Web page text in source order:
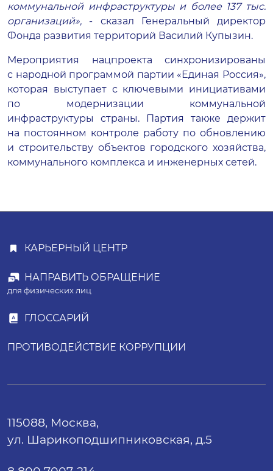
коммунальной инфраструктуры и более 137 тыс.
организаций», - сказал Генеральный директор
Фонда развития территорий Василий Купызин.
Мероприятия нацпроекта синхронизированы
с народной программой партии «Единая Россия»,
которая выступает с ключевыми инициативами
по модернизации коммунальной
инфраструктуры страны. Партия также держит
на постоянном контроле работу по обновлению
и строительству объектов городского хозяйства,
коммунального комплекса и инженерных сетей.
КАРЬЕРНЫЙ ЦЕНТР
НАПРАВИТЬ ОБРАЩЕНИЕ
для физических лиц
ГЛОССАРИЙ
ПРОТИВОДЕЙСТВИЕ КОРРУПЦИИ
115088, Москва,
ул. Шарикоподшипниковская, д.5